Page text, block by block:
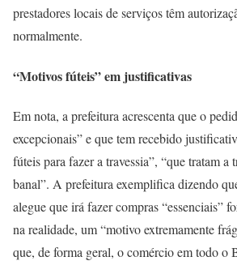
prestadores locais de serviços têm
normalmente.
“Motivos fúteis” em justificativas
Em nota, a prefeitura acrescenta que o
excepcionais” e que tem recebido
fúteis para fazer a travessia”, “que tratam a
banal”. A prefeitura exemplifica dizendo
alegue que irá fazer compras “essenciais”
na realidade, um “motivo extremamente
que, de forma geral, o comércio em todo o